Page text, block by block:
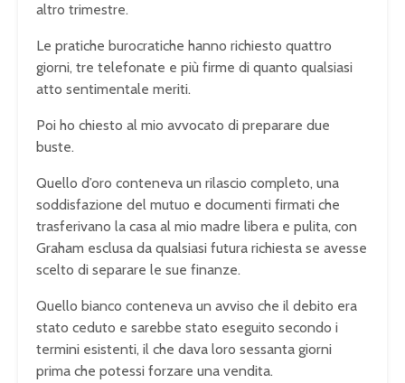
altro trimestre.
Le pratiche burocratiche hanno richiesto quattro
giorni, tre telefonate e più firme di quanto qualsiasi
atto sentimentale meriti.
Poi ho chiesto al mio avvocato di preparare due
buste.
Quello d’oro conteneva un rilascio completo, una
soddisfazione del mutuo e documenti firmati che
trasferivano la casa al mio madre libera e pulita, con
Graham esclusa da qualsiasi futura richiesta se avesse
scelto di separare le sue finanze.
Quello bianco conteneva un avviso che il debito era
stato ceduto e sarebbe stato eseguito secondo i
termini esistenti, il che dava loro sessanta giorni
prima che potessi forzare una vendita.